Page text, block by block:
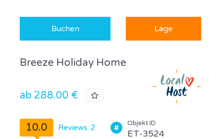
Buchen Lage
Breeze Holiday Home
ab 288.00 €
10.0 Reviews: 2 Objekt ID
ET-3524